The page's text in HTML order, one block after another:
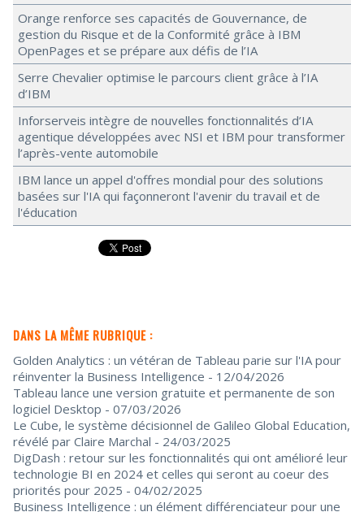
Orange renforce ses capacités de Gouvernance, de
gestion du Risque et de la Conformité grâce à IBM
OpenPages et se prépare aux défis de l’IA
Serre Chevalier optimise le parcours client grâce à l’IA
d’IBM
Inforserveis intègre de nouvelles fonctionnalités d’IA
agentique développées avec NSI et IBM pour transformer
l’après-vente automobile
IBM lance un appel d'offres mondial pour des solutions
basées sur l'IA qui façonneront l'avenir du travail et de
l'éducation
DANS LA MÊME RUBRIQUE :
Golden Analytics : un vétéran de Tableau parie sur l'IA pour
réinventer la Business Intelligence - 12/04/2026
Tableau lance une version gratuite et permanente de son
logiciel Desktop - 07/03/2026
Le Cube, le système décisionnel de Galileo Global Education,
révélé par Claire Marchal - 24/03/2025
DigDash : retour sur les fonctionnalités qui ont amélioré leur
technologie BI en 2024 et celles qui seront au coeur des
priorités pour 2025 - 04/02/2025
Business Intelligence : un élément différenciateur pour une